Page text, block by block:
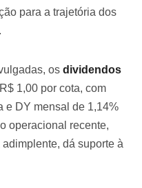
para a trajetória dos
os dividendos
1,00 por cota, com
e DY mensal de 1,14%
operacional recente,
dá suporte à